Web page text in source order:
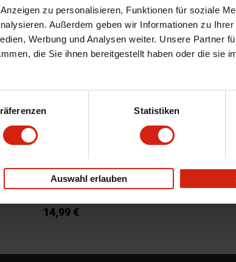
zu personalisieren, Funktionen für soziale
Außerdem geben wir Informationen zu
Werbung und Analysen weiter. Unsere Partner
die Sie ihnen bereitgestellt haben oder die sie
Statistiken
Auswahl erlauben
3-
KS tools Schutzmatte
Voraussichtliche Lieferzeit beträgt 3-
14,99 €